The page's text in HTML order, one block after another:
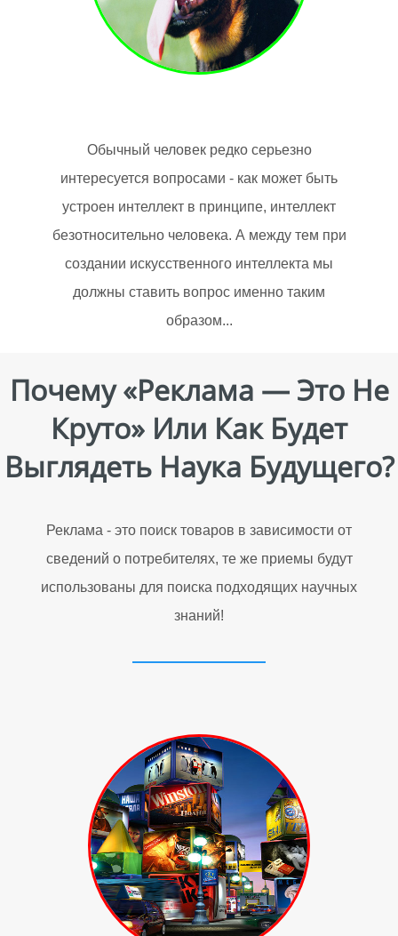
Обычный человек редко серьезно
интересуется вопросами - как может быть
устроен интеллект в принципе, интеллект
безотносительно человека. А между тем при
создании искусственного интеллекта мы
должны ставить вопрос именно таким
образом...
Почему «реклама — Это Не
Круто» Или Как Будет
Выглядеть Наука Будущего?
Реклама - это поиск товаров в зависимости от
сведений о потребителях, те же приемы будут
использованы для поиска подходящих научных
знаний!